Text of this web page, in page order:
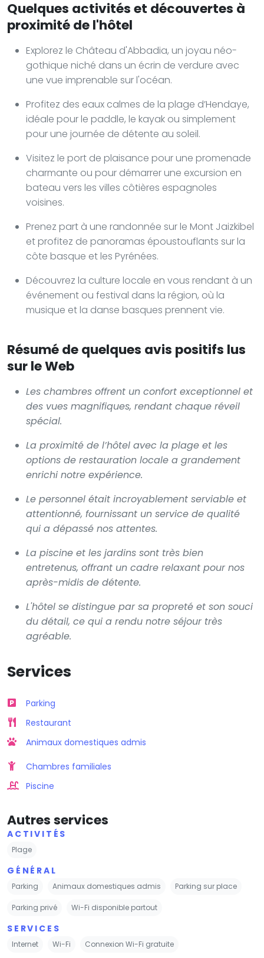
Quelques activités et découvertes à
proximité de l'hôtel
Explorez le Château d'Abbadia, un joyau néo-
gothique niché dans un écrin de verdure avec
une vue imprenable sur l'océan.
Profitez des eaux calmes de la plage d’Hendaye,
idéale pour le paddle, le kayak ou simplement
pour une journée de détente au soleil.
Visitez le port de plaisance pour une promenade
charmante ou pour démarrer une excursion en
bateau vers les villes côtières espagnoles
voisines.
Prenez part à une randonnée sur le Mont Jaizkibel
et profitez de panoramas époustouflants sur la
côte basque et les Pyrénées.
Découvrez la culture locale en vous rendant à un
événement ou festival dans la région, où la
musique et la danse basques prennent vie.
Résumé de quelques avis positifs lus
sur le Web
Les chambres offrent un confort exceptionnel et
des vues magnifiques, rendant chaque réveil
spécial.
La proximité de l’hôtel avec la plage et les
options de restauration locale a grandement
enrichi notre expérience.
Le personnel était incroyablement serviable et
attentionné, fournissant un service de qualité
qui a dépassé nos attentes.
La piscine et les jardins sont très bien
entretenus, offrant un cadre relaxant pour nos
après-midis de détente.
L'hôtel se distingue par sa propreté et son souci
du détail, ce qui a rendu notre séjour très
agréable.
Services
Parking
Restaurant
Animaux domestiques admis
Chambres familiales
Piscine
Autres services
ACTIVITÉS
Plage
GÉNÉRAL
Parking Animaux domestiques admis Parking sur place
Parking privé Wi-Fi disponible partout
SERVICES
Internet Wi-Fi Connexion Wi-Fi gratuite